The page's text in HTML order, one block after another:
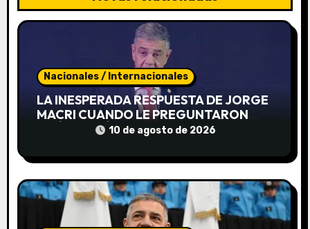
ó
e
n
t
r
Nacionales / Internacionales
LA INESPERADA RESPUESTA DE JORGE
MACRI CUANDO LE PREGUNTARON
QUÉ PASARÍA SI TUVIERA QUE
LAS ELECCIONES 2027
10 de agosto de 2026